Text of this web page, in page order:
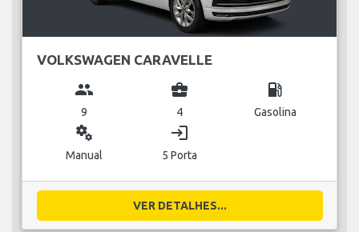
VOLKSWAGEN CARAVELLE
group
9
business_center
4
local_gas_station
Gasolina
miscellaneous_services
Manual
login
5 Porta
VER DETALHES...